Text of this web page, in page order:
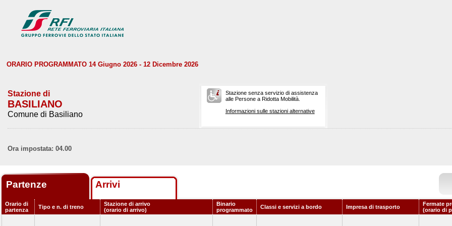
ORARIO PROGRAMMATO 14 Giugno 2026 - 12 Dicembre 2026
Stazione di
BASILIANO
Comune di Basiliano
Stazione senza servizio di assistenza
alle Persone a Ridotta Mobilità.
Informazioni sulle stazioni alternative
Ora impostata: 04.00
Partenze Arrivi
Orario di
partenza
Tipo e n. di treno
Stazione di arrivo
(orario di arrivo)
Binario
programmato
Classi e servizi a bordo Impresa di trasporto
Fermate
(orario di